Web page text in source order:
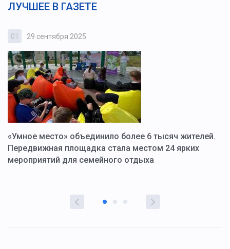
ЛУЧШЕЕ В ГАЗЕТЕ
01 29 сентября 2025
«Умное место» объединило более 6 тысяч жителей.
Передвижная площадка стала местом 24 ярких
мероприятий для семейного отдыха